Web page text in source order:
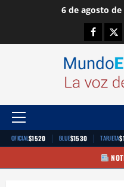
6 de agosto de
Menú
principal
OFICIAL$1520 | BLUE$1530 | TARJETA